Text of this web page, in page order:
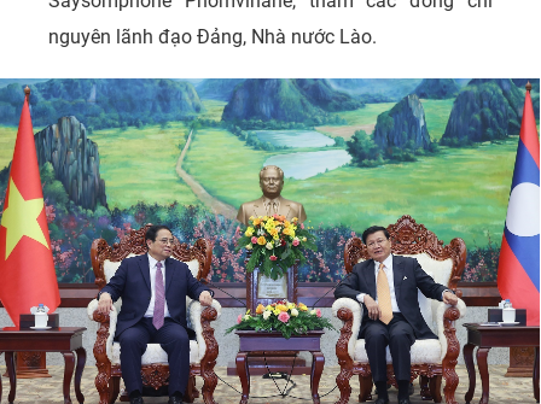
nguyên lãnh đạo Đảng, Nhà nước Lào.